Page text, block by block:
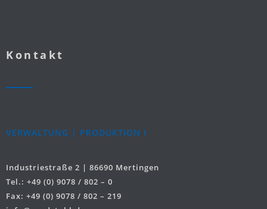
Kontakt
VERWALTUNG | PRODUKTION I
Industriestraße 2 | 86690 Mertingen
Tel.: +49 (0) 9078 / 802 – 0
Fax: +49 (0) 9078 / 802 – 219